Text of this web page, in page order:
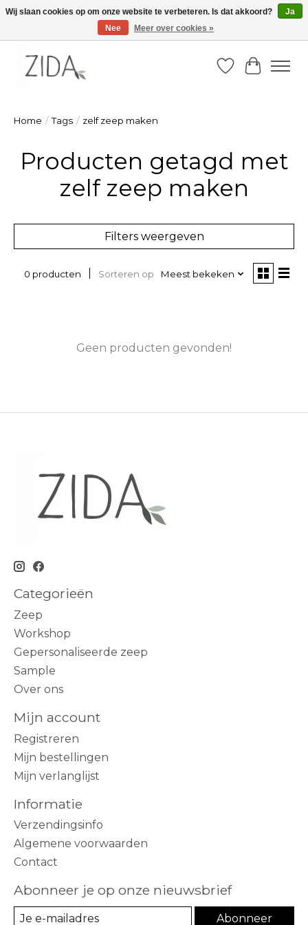
Zondag 22 maart 2026, OPEN ATELIER van 14u -16u
Verlanglijst
Home / Tags / zelf zeep maken
Producten getagd met
zelf zeep maken
Filters weergeven
0 producten Sorteren op Meest bekeken
Geen producten gevonden!
Categorieën
Zeep
Workshop
Gepersonaliseerde zeep
Sample
Over ons
Mijn account
Registreren
Mijn bestellingen
Mijn verlanglijst
Informatie
Verzendingsinfo
Algemene voorwaarden
Contact
Abonneer je op onze nieuwsbrief
Abonneer
Wij slaan cookies op om onze website te verbeteren. Is dat akkoord?
Ja
Nee
Meer over cookies »